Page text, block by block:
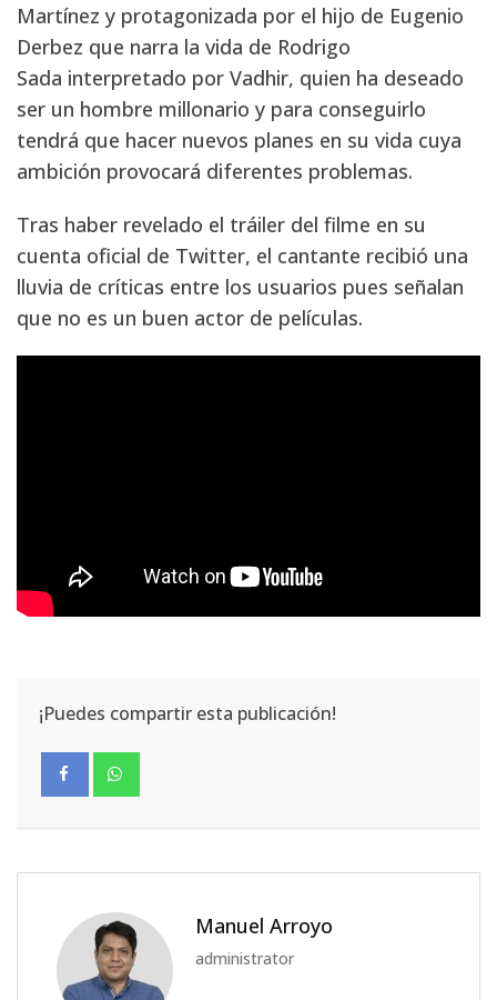
Martínez y protagonizada por el hijo de Eugenio
Derbez que narra la vida de Rodrigo
Sada interpretado por Vadhir, quien ha deseado
ser un hombre millonario y para conseguirlo
tendrá que hacer nuevos planes en su vida cuya
ambición provocará diferentes problemas.
Tras haber revelado el tráiler del filme en su
cuenta oficial de Twitter, el cantante recibió una
lluvia de críticas entre los usuarios pues señalan
que no es un buen actor de películas.
¡Puedes compartir esta publicación!
Manuel Arroyo
administrator